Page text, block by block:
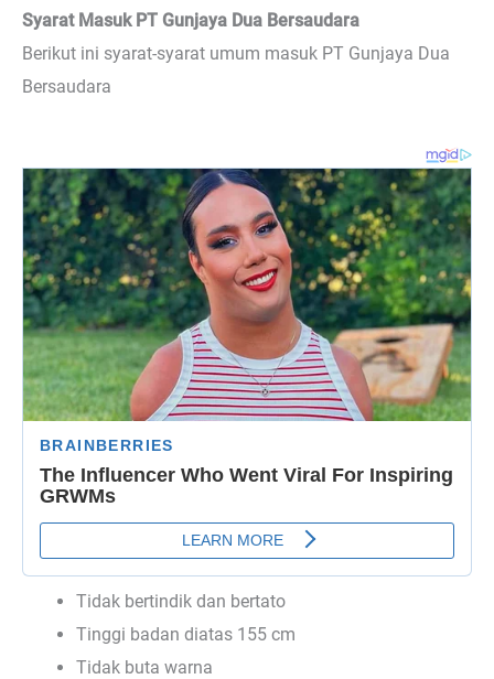
Syarat Masuk PT Gunjaya Dua Bersaudara
Berikut ini syarat-syarat umum masuk PT Gunjaya Dua
Bersaudara
Tidak bertindik dan bertato
Tinggi badan diatas 155 cm
Tidak buta warna